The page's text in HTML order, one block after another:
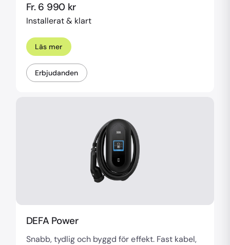
Fr. 6 990 kr
Installerat & klart
Läs mer
Erbjudanden
DEFA Power
Snabb, tydlig och byggd för effekt. Fast kabel,